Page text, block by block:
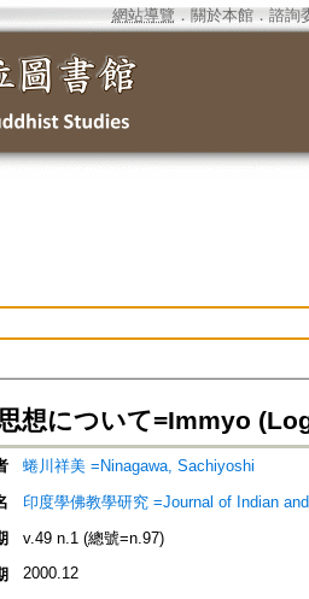
網站導覽 ． 關於本館． 諮詢
想について=Immyo
蜷川祥美 =Ninagawa, Sachiyoshi
印度學佛教學研究 =Journal of Indian
v.49 n.1 (總號=n.97)
2000.12